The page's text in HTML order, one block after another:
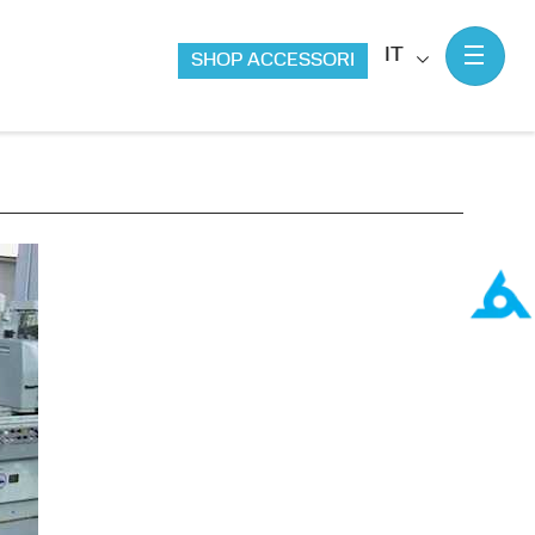
IT
SHOP ACCESSORI